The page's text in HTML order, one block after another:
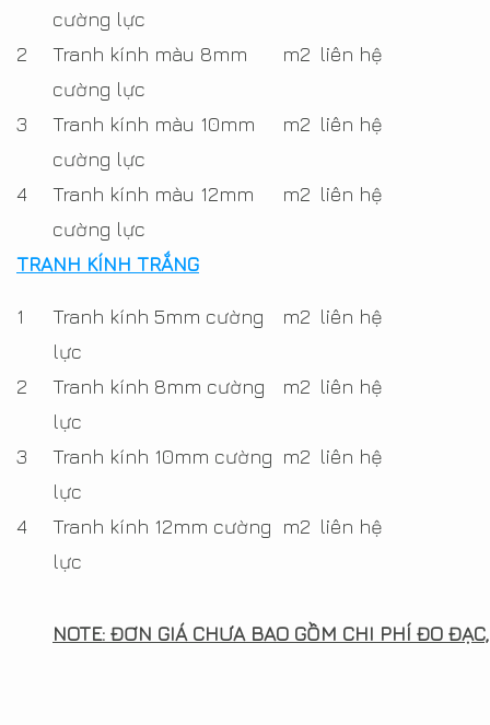
cường lực
2
Tranh kính màu 8mm
cường lực
m2 liên hệ
3
Tranh kính màu 10mm
cường lực
m2 liên hệ
4
Tranh kính màu 12mm
cường lực
m2 liên hệ
TRANH KÍNH TRẮNG
1
Tranh kính 5mm cường
lực
m2 liên hệ
2
Tranh kính 8mm cường
lực
m2 liên hệ
3
Tranh kính 10mm cường
lực
m2 liên hệ
4
Tranh kính 12mm cường
lực
m2 liên hệ
NOTE: ĐƠN GIÁ CHƯA BAO GỒM CHI PHÍ ĐO